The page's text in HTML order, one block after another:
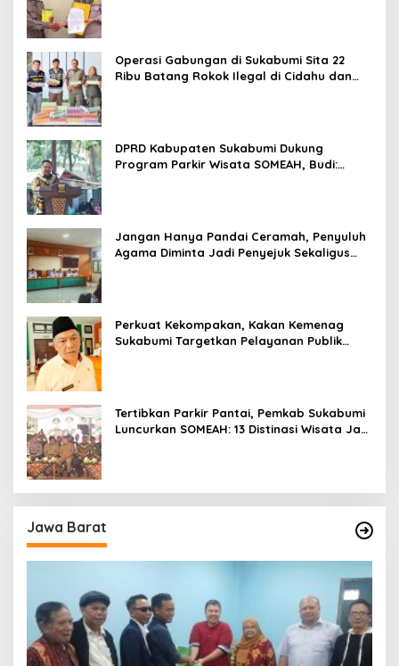
Operasi Gabungan di Sukabumi Sita 22
Ribu Batang Rokok Ilegal di Cidahu dan
DPRD Kabupaten Sukabumi Dukung
Program Parkir Wisata SOMEAH, Budi:
Jangan Hanya Pandai Ceramah, Penyuluh
Agama Diminta Jadi Penyejuk Sekaligus
Perkuat Kekompakan, Kakan Kemenag
Sukabumi Targetkan Pelayanan Publik
Tertibkan Parkir Pantai, Pemkab Sukabumi
Luncurkan SOMEAH: 13 Distinasi Wisata Jadi
Jawa Barat